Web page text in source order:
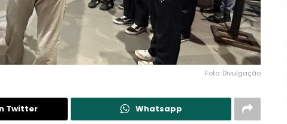
Foto: Divulgação
Twitter Whatsapp